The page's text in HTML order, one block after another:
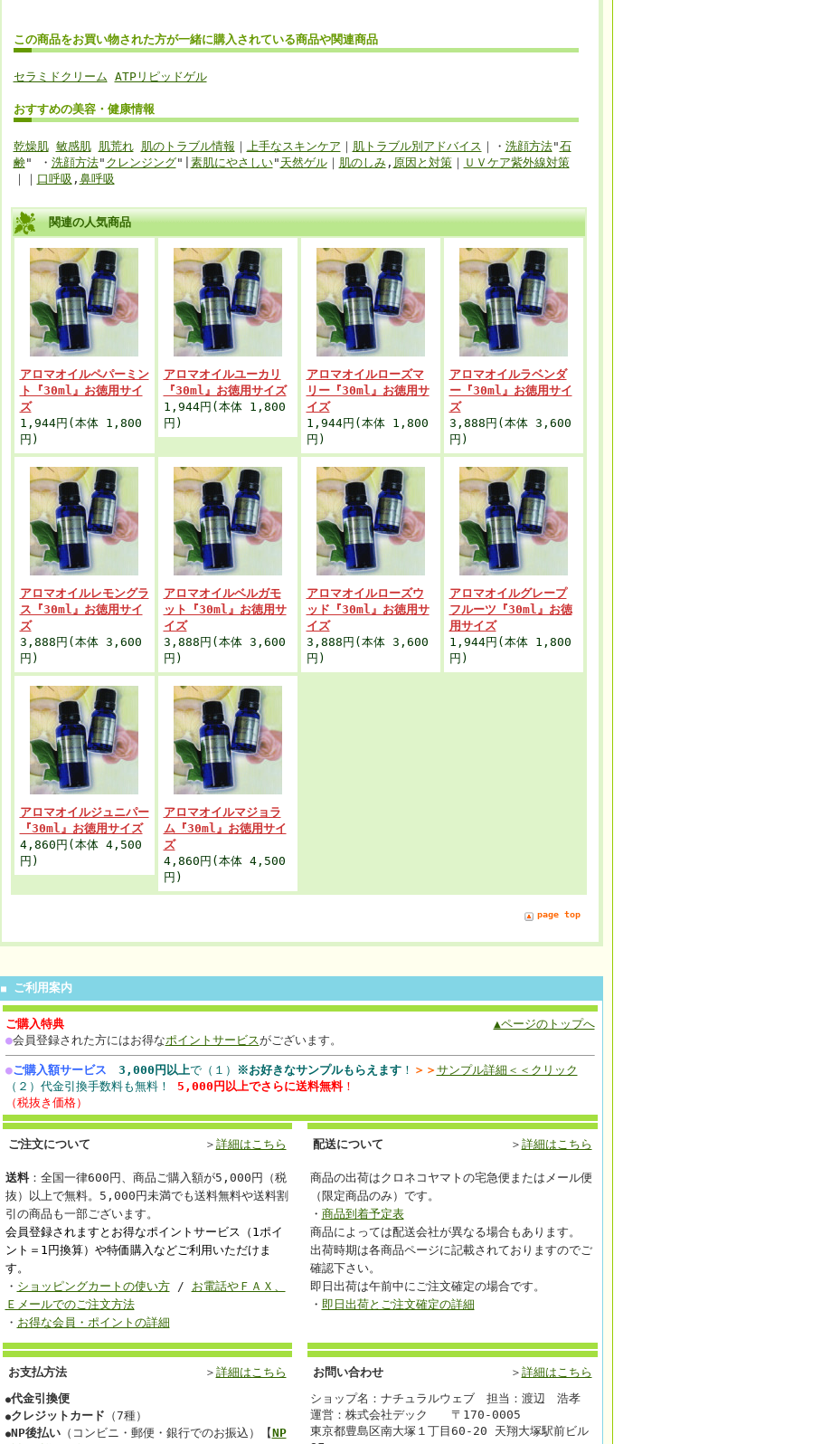
この商品をお買い物された方が一緒に購入されている商品や関連商品
セラミドクリーム ATPリピッドゲル
おすすめの美容・健康情報
乾燥肌 敏感肌 肌荒れ 肌のトラブル情報 ｜ 上手なスキンケア ｜ 肌トラブル別アドバイス ｜・ 洗顔方法"石
鹸" ・ 洗顔方法" クレンジング"| 素肌にやさしい" 天然ゲル｜ 肌のしみ, 原因と対策｜ ＵＶケア紫外線対策
｜｜ 口呼吸 , 鼻呼吸
関連の人気商品
アロマオイルペパーミン
ト『30ml』お徳用サイ
ズ
1,944円(本体 1,800
円)
アロマオイルユーカリ
『30ml』お徳用サイズ
1,944円(本体 1,800
円)
アロマオイルローズマ
リー『30ml』お徳用サ
イズ
1,944円(本体 1,800
円)
アロマオイルラベンダ
ー『30ml』お徳用サイ
ズ
3,888円(本体 3,600
円)
アロマオイルレモングラ
ス『30ml』お徳用サイ
ズ
3,888円(本体 3,600
円)
アロマオイルベルガモ
ット『30ml』お徳用サ
イズ
3,888円(本体 3,600
円)
アロマオイルローズウ
ッド『30ml』お徳用サ
イズ
3,888円(本体 3,600
円)
アロマオイルグレープ
フルーツ『30ml』お徳
用サイズ
1,944円(本体 1,800
円)
アロマオイルジュニパー
『30ml』お徳用サイズ
4,860円(本体 4,500
円)
アロマオイルマジョラ
ム『30ml』お徳用サイ
ズ
4,860円(本体 4,500
円)
page top
■ ご利用案内
ご購入特典
▲ページのトップへ
●会員登録された方にはお得なポイントサービスがございます。
●ご購入額サービス 3,000円以上で（１） ※お好きなサンプルもらえます！ ＞＞ サンプル詳細＜＜クリック
（２）代金引換手数料も無料！
5,000円以上でさらに送料無料！
（税抜き価格）
ご注文について ＞ 詳細はこちら 配送について ＞ 詳細はこちら
送料：全国一律600円、商品ご購入額が5,000円（税
抜）以上で無料。5,000円未満でも送料無料や送料割
引の商品も一部ございます。
会員登録されますとお得なポイントサービス（1ポイ
ント＝1円換算）や特価購入などご利用いただけま
す。
・ ショッピングカートの使い方/ お電話やＦＡＸ、
Ｅメールでのご注文方法
・ お得な会員・ポイントの詳細
商品の出荷はクロネコヤマトの宅急便またはメール便
（限定商品のみ）です。
・ 商品到着予定表
商品によっては配送会社が異なる場合もあります。
出荷時期は各商品ページに記載されておりますのでご
確認下さい。
即日出荷は午前中にご注文確定の場合です。
・ 即日出荷とご注文確定の詳細
お支払方法 ＞ 詳細はこちら お問い合わせ ＞ 詳細はこちら
●代金引換便
●クレジットカード （7種）
●NP後払い（コンビニ・郵便・銀行でのお振込）【NP
ショップ名：ナチュラルウェブ 担当：渡辺 浩孝
運営：株式会社デック 〒170-0005
東京都豊島区南大塚１丁目60-20 天翔大塚駅前ビル